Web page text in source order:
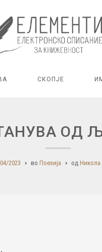
СКОПЈЕ
ОД
2023 во Поезија од Никола